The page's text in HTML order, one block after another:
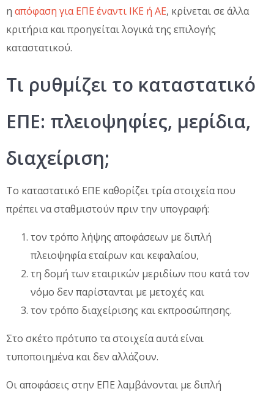
η απόφαση για ΕΠΕ έναντι ΙΚΕ ή ΑΕ, κρίνεται σε άλλα
κριτήρια και προηγείται λογικά της επιλογής
καταστατικού.
Τι ρυθμίζει το καταστατικό
ΕΠΕ: πλειοψηφίες, μερίδια,
διαχείριση;
Το καταστατικό ΕΠΕ καθορίζει τρία στοιχεία που
πρέπει να σταθμιστούν πριν την υπογραφή:
τον τρόπο λήψης αποφάσεων με διπλή
πλειοψηφία εταίρων και κεφαλαίου,
τη δομή των εταιρικών μεριδίων που κατά τον
νόμο δεν παρίστανται με μετοχές και
τον τρόπο διαχείρισης και εκπροσώπησης.
Στο σκέτο πρότυπο τα στοιχεία αυτά είναι
τυποποιημένα και δεν αλλάζουν.
Οι αποφάσεις στην ΕΠΕ λαμβάνονται με διπλή